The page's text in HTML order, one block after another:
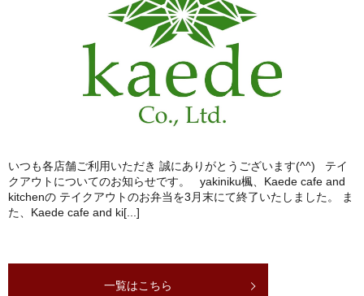
いつも各店舗ご利用いただき 誠にありがとうございます(^^) テイ
クアウトについてのお知らせです。 yakiniku楓、Kaede cafe and
kitchenの テイクアウトのお弁当を3月末にて終了いたしました。 ま
た、Kaede cafe and ki[...]
一覧はこちら